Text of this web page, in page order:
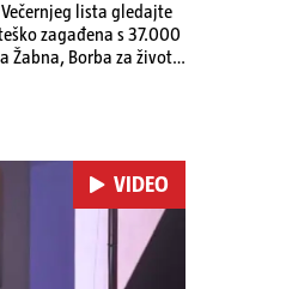
lista gledajte
zagađena s 37.000
Žabna, Borba za život
VIDEO